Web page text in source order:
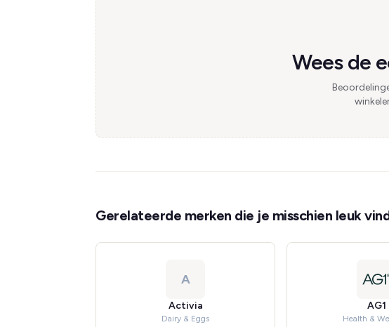
Wees de
Gerelateerde merken die je misschien leuk
A
Activia
Dairy & Eggs
AG1
Health &